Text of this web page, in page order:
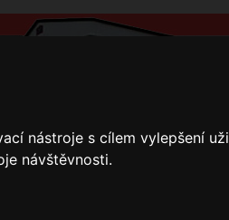
nástroje s cílem vylepšení
návštěvnosti.